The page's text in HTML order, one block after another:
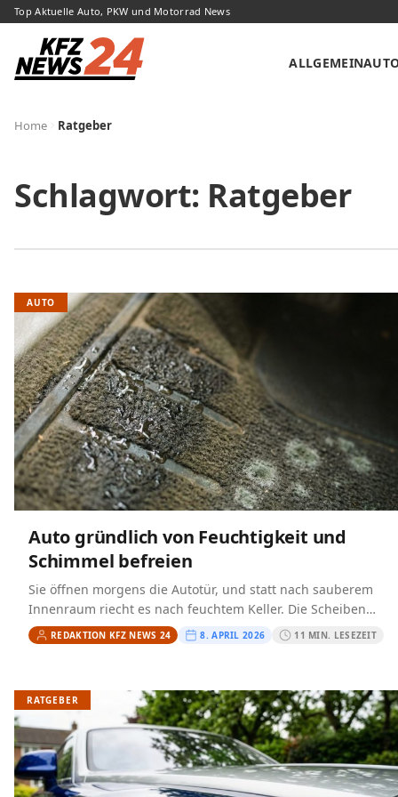
Top Aktuelle Auto, PKW und Motorrad News
ALLGEMEIN
Home Ratgeber
Schlagwort: Ratgeber
AUTO
Auto gründlich von Feuchtigkeit und
Schimmel befreien
Sie öffnen morgens die Autotür, und statt nach sauberem
Innenraum riecht es nach feuchtem Keller. Die Scheiben
beschlagen von innen, der Teppich unter der Fußmatte…
REDAKTION KFZ NEWS 24 8. APRIL 2026 11 MIN. LESEZEIT
RATGEBER